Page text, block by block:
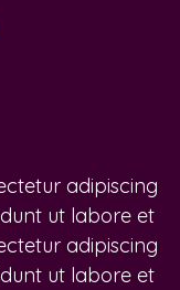
adipiscing
ut labore et
adipiscing
ut labore et